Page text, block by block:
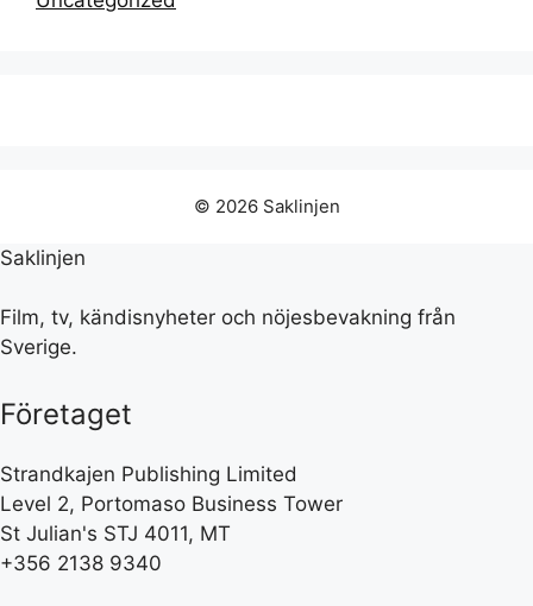
© 2026 Saklinjen
Saklinjen
Film, tv, kändisnyheter och nöjesbevakning från
Sverige.
Företaget
Strandkajen Publishing Limited
Level 2, Portomaso Business Tower
St Julian's STJ 4011, MT
+356 2138 9340